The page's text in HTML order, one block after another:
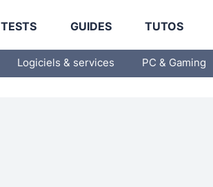
TESTS GUIDES TUTOS
Logiciels & services PC & Gaming